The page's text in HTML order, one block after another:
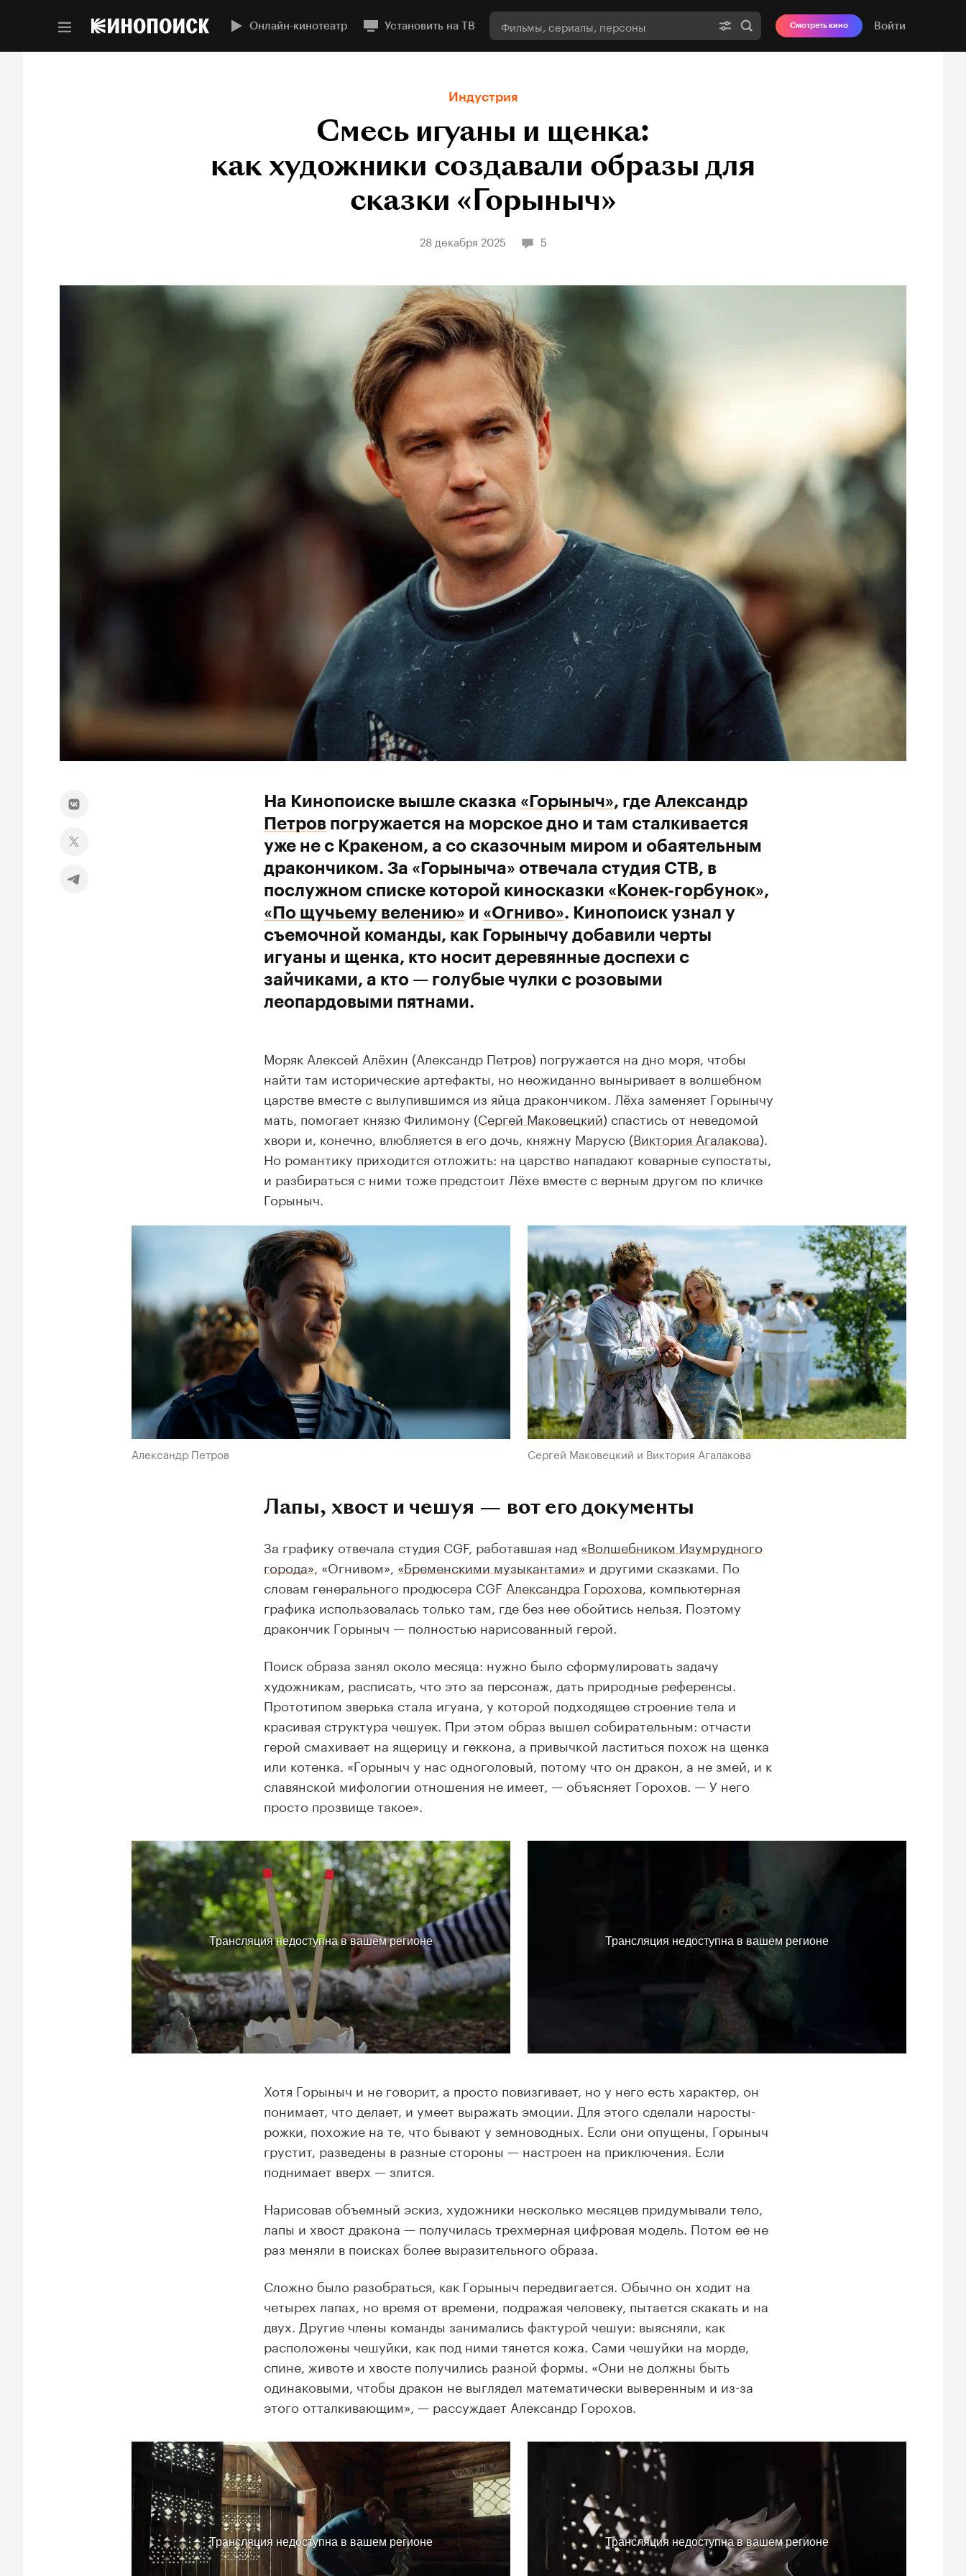
Онлайн-кинотеатр Установить на ТВ Смотреть кино Войти
Индустрия
Смесь игуаны и щенка:
как художники создавали образы для
сказки «Горыныч»
28 декабря 2025 5
На Кинопоиске вышле сказка «Горыныч», гдеАлександр
Петровпогружается на морское дно и там сталкивается
уже не с Кракеном, а со сказочным миром и обаятельным
дракончиком. За «Горыныча» отвечала студия СТВ, в
послужном списке которой киносказки «Конек-горбунок»,
«По щучьему велению» и «Огниво». Кинопоиск узнал у
съемочной команды, как Горынычу добавили черты
игуаны и щенка, кто носит деревянные доспехи с
зайчиками, а кто — голубые чулки с розовыми
леопардовыми пятнами.
Моряк Алексей Алёхин (Александр Петров) погружается на дно моря, чтобы
найти там исторические артефакты, но неожиданно выныривает в волшебном
царстве вместе с вылупившимся из яйца дракончиком. Лёха заменяет Горынычу
мать, помогает князю Филимону (Сергей Маковецкий) спастись от неведомой
хвори и, конечно, влюбляется в его дочь, княжну Марусю (Виктория Агалакова).
Но романтику приходится отложить: на царство нападают коварные супостаты,
и разбираться с ними тоже предстоит Лёхе вместе с верным другом по кличке
Горыныч.
Александр Петров Сергей Маковецкий и Виктория Агалакова
Лапы, хвост и чешуя — вот его документы
За графику отвечала студия CGF, работавшая над «Волшебником Изумрудного
города» , «Огнивом», «Бременскими музыкантами» и другими сказками. По
словам генерального продюсера CGF Александра Горохова , компьютерная
графика использовалась только там, где без нее обойтись нельзя. Поэтому
дракончик Горыныч — полностью нарисованный герой.
Поиск образа занял около месяца: нужно было сформулировать задачу
художникам, расписать, что это за персонаж, дать природные референсы.
Прототипом зверька стала игуана, у которой подходящее строение тела и
красивая структура чешуек. При этом образ вышел собирательным: отчасти
герой смахивает на ящерицу и геккона, а привычкой ластиться похож на щенка
или котенка. «Горыныч у нас одноголовый, потому что он дракон, а не змей, и к
славянской мифологии отношения не имеет, — объясняет Горохов. — У него
просто прозвище такое».
Хотя Горыныч и не говорит, а просто повизгивает, но у него есть характер, он
понимает, что делает, и умеет выражать эмоции. Для этого сделали наросты-
рожки, похожие на те, что бывают у земноводных. Если они опущены, Горыныч
грустит, разведены в разные стороны — настроен на приключения. Если
поднимает вверх — злится.
Нарисовав объемный эскиз, художники несколько месяцев придумывали тело,
лапы и хвост дракона — получилась трехмерная цифровая модель. Потом ее не
раз меняли в поисках более выразительного образа.
Сложно было разобраться, как Горыныч передвигается. Обычно он ходит на
четырех лапах, но время от времени, подражая человеку, пытается скакать и на
двух. Другие члены команды занимались фактурой чешуи: выясняли, как
расположены чешуйки, как под ними тянется кожа. Сами чешуйки на морде,
спине, животе и хвосте получились разной формы. «Они не должны быть
одинаковыми, чтобы дракон не выглядел математически выверенным и из-за
этого отталкивающим», — рассуждает Александр Горохов.